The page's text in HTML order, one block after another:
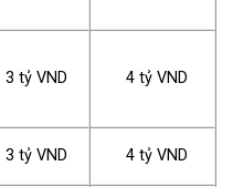
3 tỷ VND 4 tỷ VND
3 tỷ VND 4 tỷ VND